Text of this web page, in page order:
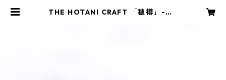
THE HOTANI CRAFT 「穂樽」-HO